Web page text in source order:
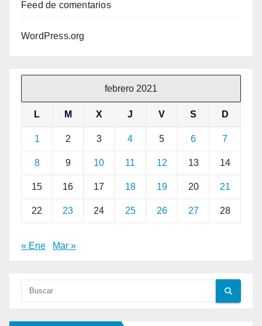
Feed de comentarios
WordPress.org
febrero 2021
L M X J V S D
1 2 3 4 5 6 7
8 9 10 11 12 13 14
15 16 17 18 19 20 21
22 23 24 25 26 27 28
« Ene Mar »